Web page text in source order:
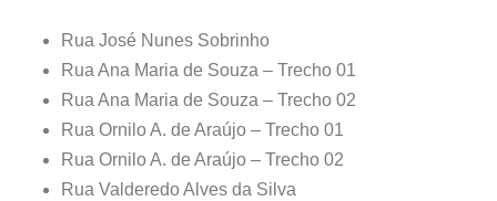
Rua José Nunes Sobrinho
Rua Ana Maria de Souza – Trecho 01
Rua Ana Maria de Souza – Trecho 02
Rua Ornilo A. de Araújo – Trecho 01
Rua Ornilo A. de Araújo – Trecho 02
Rua Valderedo Alves da Silva